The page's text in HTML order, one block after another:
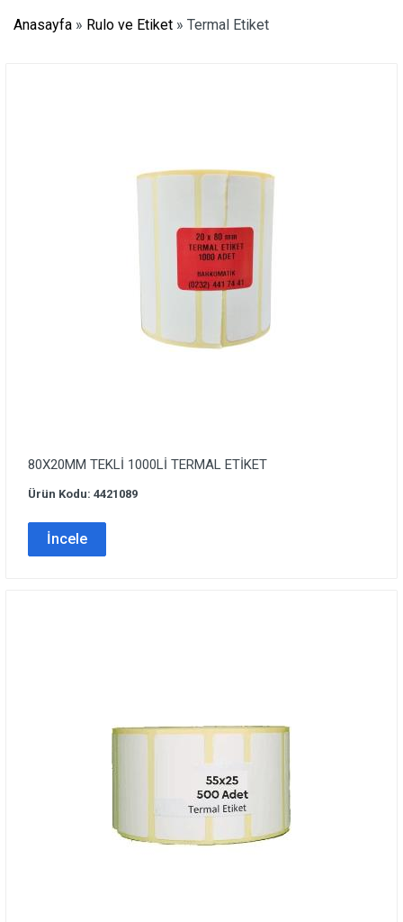
Anasayfa » Rulo ve Etiket » Termal Etiket
80X20MM TEKLİ 1000Lİ TERMAL ETİKET
Ürün Kodu: 4421089
İncele